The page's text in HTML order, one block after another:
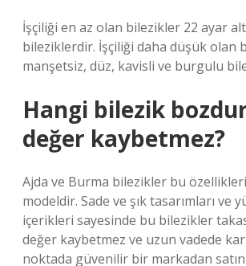
İşçiliği en az olan bilezikler 22 ayar
bileziklerdir. İşçiliği daha düşük olan
manşetsiz, düz, kavisli ve burgulu
Hangi bilezik
değer kaybetmez?
Ajda ve Burma bilezikler bu
modeldir. Sade ve şık tasarımları ve
içerikleri sayesinde bu bilezikler
değer kaybetmez ve uzun vadede
noktada güvenilir bir markadan